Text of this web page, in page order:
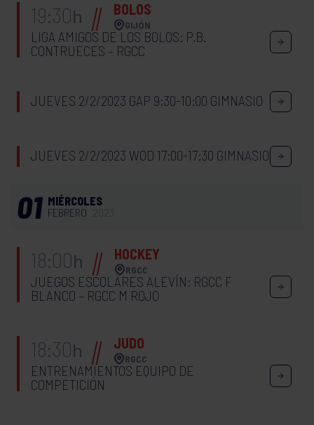
19:30h BOLOS
GIJÓN
LIGA AMIGOS DE LOS BOLOS: P.B.
CONTRUECES – RGCC
JUEVES 2/2/2023 GAP 9:30-10:00 GIMNASIO
JUEVES 2/2/2023 WOD 17:00-17:30 GIMNASIO
01 MIÉRCOLES
FEBRERO
18:00h HOCKEY
RGCC
JUEGOS ESCOLARES ALEVÍN: RGCC F
BLANCO – RGCC M ROJO
18:30h JUDO
RGCC
ENTRENAMIENTOS EQUIPO DE
COMPETICIÓN